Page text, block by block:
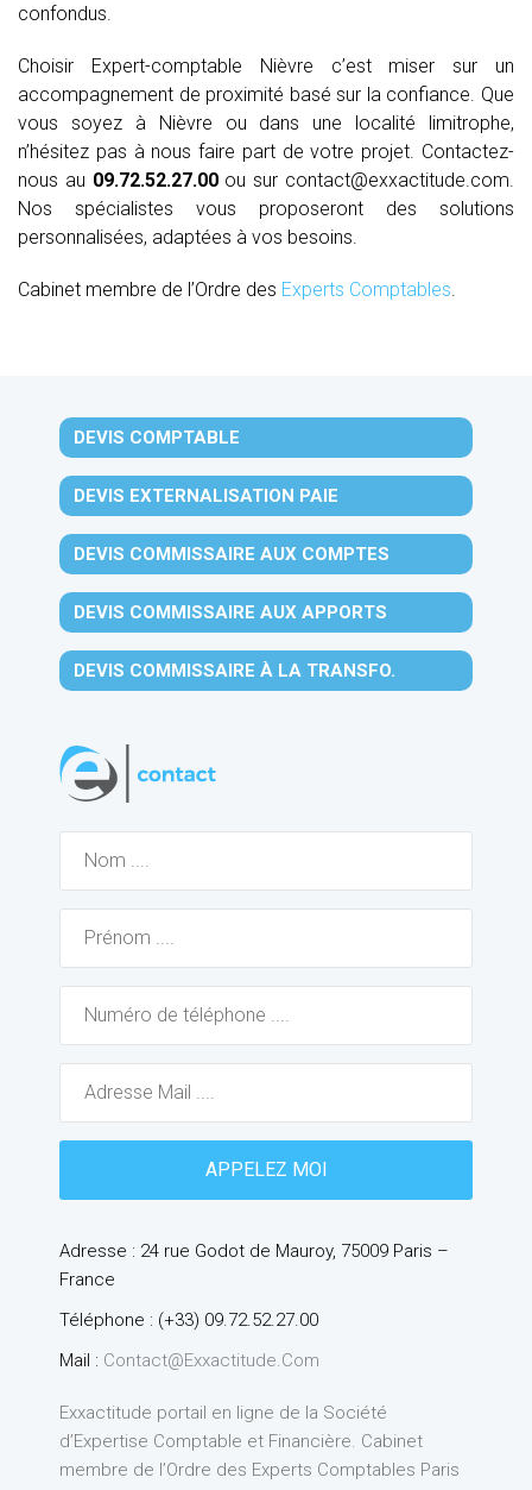
confondus.
Choisir Expert-comptable Nièvre c’est miser sur un
accompagnement de proximité basé sur la confiance. Que
vous soyez à Nièvre ou dans une localité limitrophe,
n’hésitez pas à nous faire part de votre projet. Contactez-
nous au 09.72.52.27.00ou sur contact@exxactitude.com.
Nos spécialistes vous proposeront des solutions
personnalisées, adaptées à vos besoins.
Cabinet membre de l’Ordre des Experts Comptables
DEVIS COMPTABLE
DEVIS EXTERNALISATION PAIE
DEVIS COMMISSAIRE AUX COMPTES
DEVIS COMMISSAIRE AUX APPORTS
DEVIS COMMISSAIRE À LA TRANSFO.
Adresse : 24 rue Godot de Mauroy, 75009 Paris –
France
Téléphone : (+33) 09.72.52.27.00
Mail : Contact@exxactitude.com
Exxactitude portail en ligne de la Société
d’Expertise Comptable et Financière. Cabinet
membre de l’Ordre des Experts Comptables Paris